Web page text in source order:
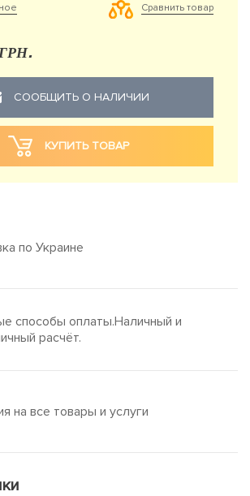
Сравнить товар
ГРН.
СООБЩИТЬ О НАЛИЧИИ
КУПИТЬ ТОВАР
по Украине
способы оплаты.Наличный и
расчёт.
на все товары и услуги